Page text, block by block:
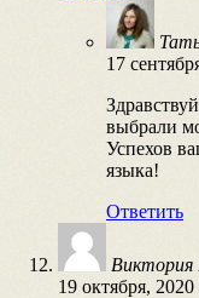
17
выбрали
Успехов
языка!
Ответить
Виктория
19 октября,